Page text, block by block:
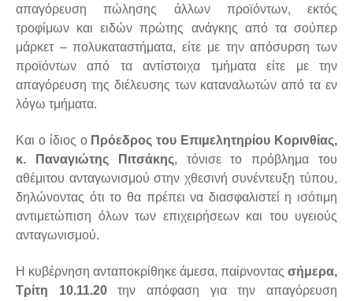
απαγόρευση πώλησης άλλων προϊόντων, εκτός
τροφίμων και ειδών πρώτης ανάγκης από τα σούπερ
μάρκετ – πολυκαταστήματα, είτε με την απόσυρση των
προϊόντων από τα αντίστοιχα τμήματα είτε με την
απαγόρευση της διέλευσης των καταναλωτών από τα εν
λόγω τμήματα.
Και ο ίδιος ο Πρόεδρος του Επιμελητηρίου Κορινθίας,
κ. Παναγιώτης Πιτσάκης, τόνισε το πρόβλημα του
αθέμιτου ανταγωνισμού στην χθεσινή συνέντευξη τύπου,
δηλώνοντας ότι το θα πρέπει να διασφαλιστεί η ισότιμη
αντιμετώπιση όλων των επιχειρήσεων και του υγειούς
ανταγωνισμού.
Η κυβέρνηση ανταποκρίθηκε άμεσα, παίρνοντας σήμερα,
Τρίτη 10.11.20την απόφαση για την απαγόρευση